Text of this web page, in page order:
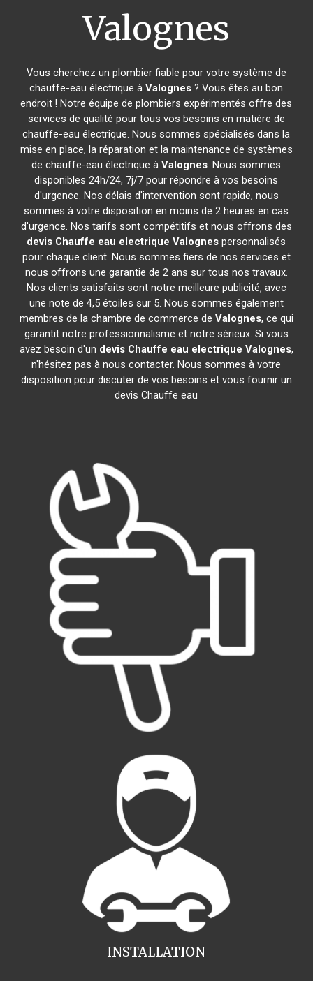
Valognes
Vous cherchez un plombier fiable pour votre système de
chauffe-eau électrique àValognes ? Vous êtes au bon
endroit ! Notre équipe de plombiers expérimentés offre des
services de qualité pour tous vos besoins en matière de
chauffe-eau électrique. Nous sommes spécialisés dans la
mise en place, la réparation et la maintenance de systèmes
de chauffe-eau électrique àValognes. Nous sommes
disponibles 24h/24, 7j/7 pour répondre à vos besoins
d'urgence. Nos délais d'intervention sont rapide, nous
sommes à votre disposition en moins de 2 heures en cas
d'urgence. Nos tarifs sont compétitifs et nous offrons des
devis Chauffe eau electrique Valognes personnalisés
pour chaque client. Nous sommes fiers de nos services et
nous offrons une garantie de 2 ans sur tous nos travaux.
Nos clients satisfaits sont notre meilleure publicité, avec
une note de 4,5 étoiles sur 5. Nous sommes également
membres de la chambre de commerce de Valognes, ce qui
garantit notre professionnalisme et notre sérieux. Si vous
avez besoin d'un devis Chauffe eau electrique Valognes,
n'hésitez pas à nous contacter. Nous sommes à votre
disposition pour discuter de vos besoins et vous fournir un
devis Chauffe eau
INSTALLATION